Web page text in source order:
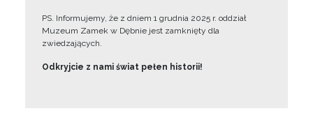
PS. Informujemy, że z dniem 1 grudnia 2025 r. oddział
Muzeum Zamek w Dębnie jest zamknięty dla
zwiedzających.
Odkryjcie z nami świat pełen historii!